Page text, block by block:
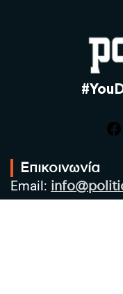
Επικοινωνία
Email:
Τηλ: